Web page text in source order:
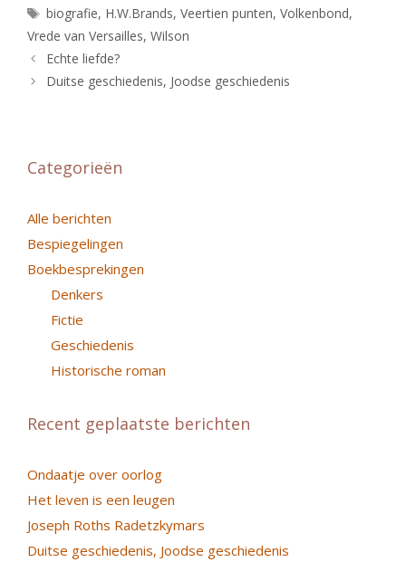
Tags
biografie, H.W.Brands,Veertien punten,Volkenbond,
Vrede van Versailles, Wilson
Echte liefde?
Duitse geschiedenis, Joodse geschiedenis
Categorieën
Alle berichten
Bespiegelingen
Boekbesprekingen
Denkers
Fictie
Geschiedenis
Historische roman
Recent geplaatste berichten
Ondaatje over oorlog
Het leven is een leugen
Joseph Roths Radetzkymars
Duitse geschiedenis, Joodse geschiedenis